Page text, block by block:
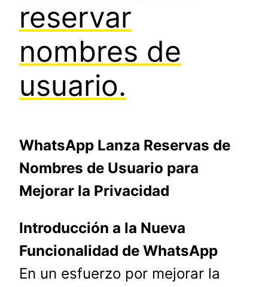
reservar
nombres de
usuario.
WhatsApp Lanza Reservas de
Nombres de Usuario para
Mejorar la Privacidad
Introducción a la Nueva
Funcionalidad de WhatsApp
En un esfuerzo por mejorar la